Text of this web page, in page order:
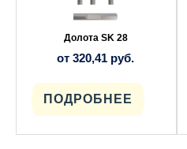
Долота SK 28
от320,41 руб.
ПОДРОБНЕЕ
выбрать
странице